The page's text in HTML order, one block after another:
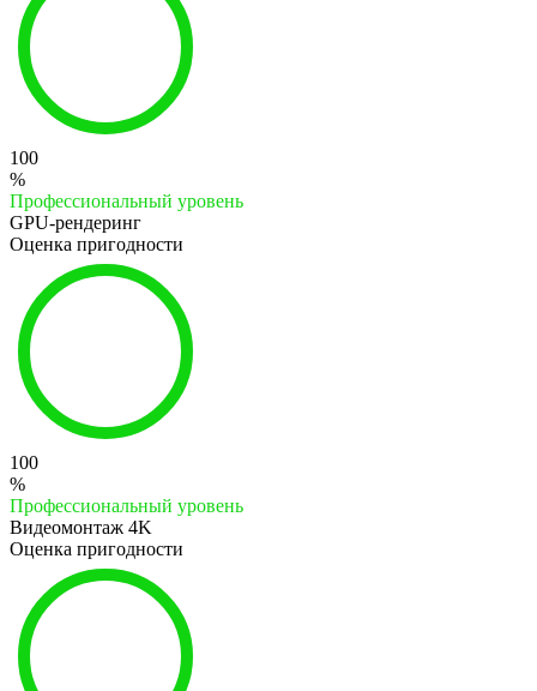
100
%
Профессиональный уровень
GPU-рендеринг
Оценка пригодности
100
%
Профессиональный уровень
Видеомонтаж 4K
Оценка пригодности